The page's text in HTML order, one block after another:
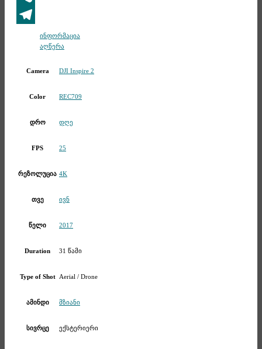
Viber
Telegramინფორმაცია
აღწერა
Camera DJI Inspire 2
Color REC709
დრო დღე
FPS 25
რეზოლუცია 4K
თვე ივნ
წელი 2017
Duration 31 წამი
Type of Shot Aerial / Drone
ამინდი მზიანი
სივრცე ექსტერიერი